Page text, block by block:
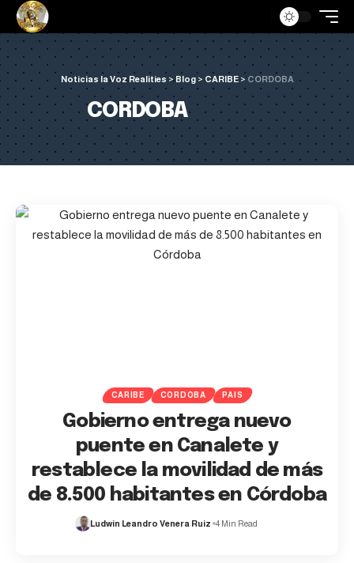
Noticias la Voz Realities >Blog> CARIBE> CORDOBA
CORDOBA
CARIBE CORDOBA PAIS
Gobierno entrega nuevo
puente en Canalete y
restablece la movilidad de más
de 8.500 habitantes en Córdoba
Ludwin Leandro Venera Ruiz 4 Min Read